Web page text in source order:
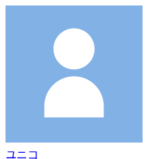
ユニコ